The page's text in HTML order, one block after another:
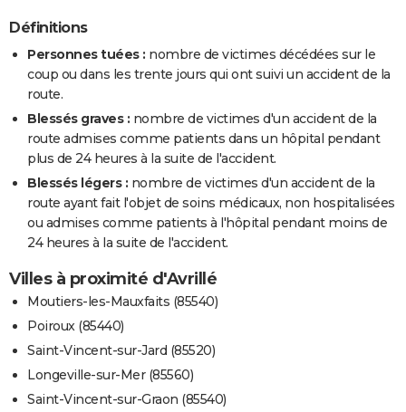
Définitions
Personnes tuées : nombre de victimes décédées sur le
coup ou dans les trente jours qui ont suivi un accident de la
route.
Blessés graves : nombre de victimes d'un accident de la
route admises comme patients dans un hôpital pendant
plus de 24 heures à la suite de l'accident.
Blessés légers : nombre de victimes d'un accident de la
route ayant fait l'objet de soins médicaux, non hospitalisées
ou admises comme patients à l'hôpital pendant moins de
24 heures à la suite de l'accident.
Villes à proximité d'Avrillé
Moutiers-les-Mauxfaits (85540)
Poiroux (85440)
Saint-Vincent-sur-Jard (85520)
Longeville-sur-Mer (85560)
Saint-Vincent-sur-Graon (85540)